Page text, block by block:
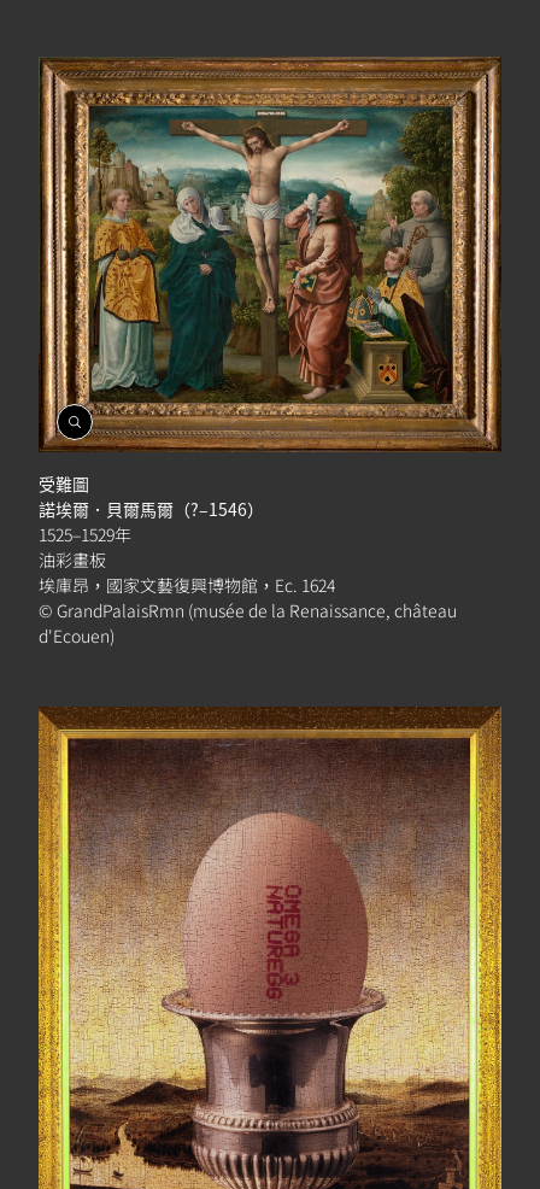
開
啟
相
簿
受難圖
諾埃爾．貝爾馬爾（?–1546）
1525–1529年
油彩畫板
埃庫昂，國家文藝復興博物館，Ec. 1624
© GrandPalaisRmn (musée de la Renaissance, château
d'Ecouen)